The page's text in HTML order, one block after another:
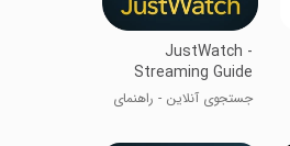
JustWatch -
Streaming Guide
جستجوی آنلاین - راهنمای